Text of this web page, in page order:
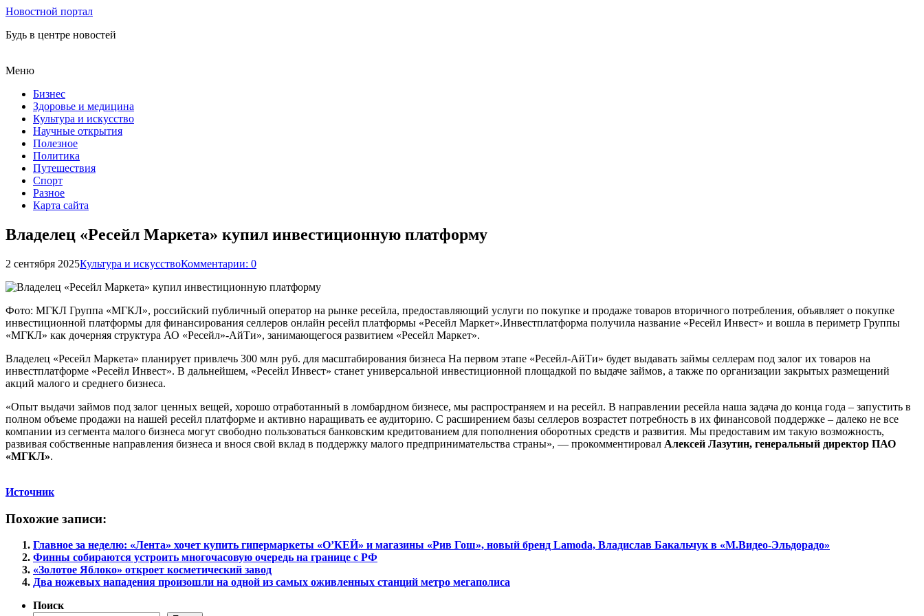
Новостной портал
Будь в центре новостей
Меню
Бизнес
Здоровье и медицина
Культура и искусство
Научные открытия
Полезное
Политика
Путешествия
Спорт
Разное
Карта сайта
Владелец «Ресейл Маркета» купил инвестиционную платформу
2 сентября 2025Культура и искусствоКомментарии: 0
Фото: МГКЛ Группа «МГКЛ», российский публичный оператор на рынке ресейла, предоставляющий услуги по покупке и продаже товаров вторичного потребления, объявляет о покупке
инвестиционной платформы для финансирования селлеров онлайн ресейл платформы «Ресейл Маркет».Инвестплатформа получила название «Ресейл Инвест» и вошла в периметр Группы
«МГКЛ» как дочерняя структура АО «Ресейл»-АйТи», занимающегося развитием «Ресейл Маркет».
Владелец «Ресейл Маркета» планирует привлечь 300 млн руб. для масштабирования бизнеса На первом этапе «Ресейл-АйТи» будет выдавать займы селлерам под залог их товаров на
инвестплатформе «Ресейл Инвест». В дальнейшем, «Ресейл Инвест» станет универсальной инвестиционной площадкой по выдаче займов, а также по организации закрытых размещений
акций малого и среднего бизнеса.
«Опыт выдачи займов под залог ценных вещей, хорошо отработанный в ломбардном бизнесе, мы распространяем и на ресейл. В направлении ресейла наша задача до конца года – запустить в
полном объеме продажи на нашей ресейл платформе и активно наращивать ее аудиторию. С расширением базы селлеров возрастет потребность в их финансовой поддержке – далеко не все
компании из сегмента малого бизнеса могут свободно пользоваться банковским кредитованием для пополнения оборотных средств и развития. Мы предоставим им такую возможность,
развивая собственные направления бизнеса и внося свой вклад в поддержку малого предпринимательства страны», — прокомментировал Алексей Лазутин, генеральный директор ПАО
«МГКЛ».
Источник
Похожие записи:
Главное за неделю: «Лента» хочет купить гипермаркеты «О’КЕЙ» и магазины «Рив Гош», новый бренд Lamoda, Владислав Бакальчук в «М.Видео-Эльдорадо»
Финны собираются устроить многочасовую очередь на границе с РФ
«Золотое Яблоко» откроет косметический завод
Два ножевых нападения произошли на одной из самых оживленных станций метро мегаполиса
Поиск